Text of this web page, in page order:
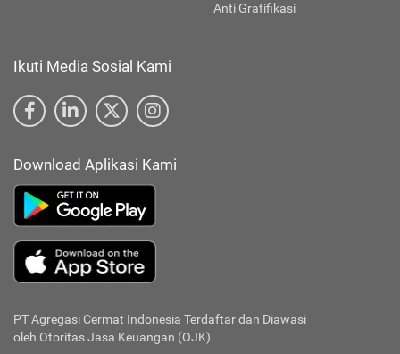
Anti Gratifikasi
Ikuti Media Sosial Kami
Download Aplikasi Kami
PT Agregasi Cermat Indonesia Terdaftar dan Diawasi
oleh Otoritas Jasa Keuangan (OJK)